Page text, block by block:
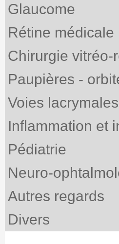
Glaucome
Rétine médicale
Chirurgie vitréo-
Paupières -
Voies lacrymales
Inflammation et
Pédiatrie
Neuro-
Autres regards
Divers